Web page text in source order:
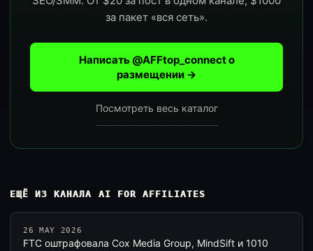
за пакет «вся сеть».
Написать @AFFtop_connect о
размещении →
Посмотреть весь каталог
ЕЩЁ ИЗ КАНАЛА AI FOR AFFILIATES
26 MAY 2026
FTC оштрафовала Cox Media Group, MindSift и 1010